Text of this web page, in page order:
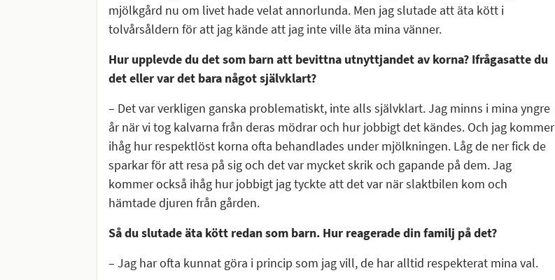
mjölkgård nu om livet hade velat annorlunda. Men jag slutade att äta kött i
tolvårsåldern för att jag kände att jag inte ville äta mina vänner.
Hur upplevde du det som barn att bevittna utnyttjandet av korna? Ifrågasatte du
det eller var det bara något självklart?
– Det var verkligen ganska problematiskt, inte alls självklart. Jag minns i mina yngre
år när vi tog kalvarna från deras mödrar och hur jobbigt det kändes. Och jag kommer
ihåg hur respektlöst korna ofta behandlades under mjölkningen. Låg de ner fick de
sparkar för att resa på sig och det var mycket skrik och gapande på dem. Jag
kommer också ihåg hur jobbigt jag tyckte att det var när slaktbilen kom och
hämtade djuren från gården.
Så du slutade äta kött redan som barn. Hur reagerade din familj på det?
– Jag har ofta kunnat göra i princip som jag vill, de har alltid respekterat mina val.